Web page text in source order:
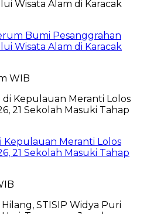
Bumi Pesanggrahan
Wisata Alam di Karacak
WIB
Kepulauan Meranti Lolos
21 Sekolah Masuki Tahap